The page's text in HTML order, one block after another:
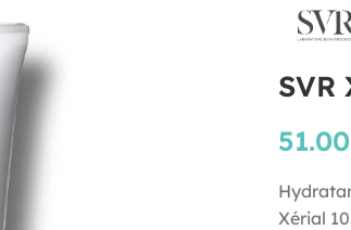
SVR
Xérial